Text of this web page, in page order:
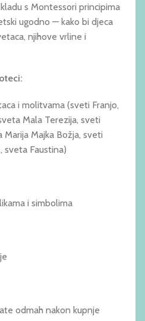
s Montessori principima
ugodno — kako bi djeca
njihove vrline i
i molitvama (sveti Franjo,
Mala Terezija, sveti
Majka Božja, sveti
sveta Faustina)
i simbolima
odmah nakon kupnje